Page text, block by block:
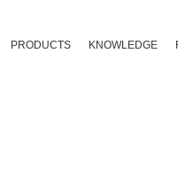
PRODUCTS KNOWLEDGE